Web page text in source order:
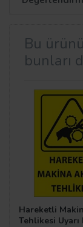
Bu
bunları
Hareketli
Tehlikesi Uyarı